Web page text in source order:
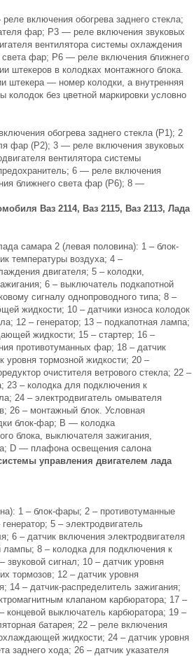
включения обогрева заднего стекла;
фар; Р3 — реле включения звуковых
вентилятора системы охлаждения
фар; Р6 — реле включения ближнего
в колодках монтажного блока.
штекера — номер колодки, а внутренняя
без цветной маркировки условно
обогрева заднего стекла (Р1); 2
фар (Р2); 3 — реле включения звуковых
вентилятора системы
6 — реле включения
ближнего света фар (Р6); 8 —
Ваз 2114, Ваз 2115, Ваз 2113, Лада
самара 2 (левая половина): 1 – блок-
температуры воздуха; 4 –
двигателя; 5 – колодки,
6 – выключатель подкапотной
сигналу однопроводного типа; 8 –
жидкости; 10 – датчики износа колодок
12 – генератор; 13 – подкапотная лампа;
жидкости; 15 – стартер; 16 –
противотуманных фар; 18 – датчик
тормозной жидкости; 20 –
очистителя ветрового стекла; 22 –
23 – колодка для подключения к
24 – электродвигатель омывателя
26 – монтажный блок. Условная
блок-фар; В — колодка
блока, выключателя зажигания,
D — плафона освещения салона
управления двигателем лада
1 – блок-фары; 2 – противотуманные
5 – электродвигатель
6 – датчик включения электродвигателя
лампы; 8 – колодка для подключения к
звуковой сигнал; 10 – датчик уровня
тормозов; 12 – датчик уровня
– датчик-распределитель зажигания;
клапаном карбюратора; 17 –
концевой выключатель карбюратора; 19 –
батарея; 22 – реле включения
жидкости; 24 – датчик уровня
заднего хода; 26 – датчик указателя